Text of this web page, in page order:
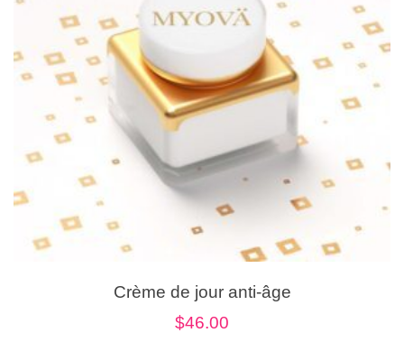
Crème de jour anti-âge
$46.00